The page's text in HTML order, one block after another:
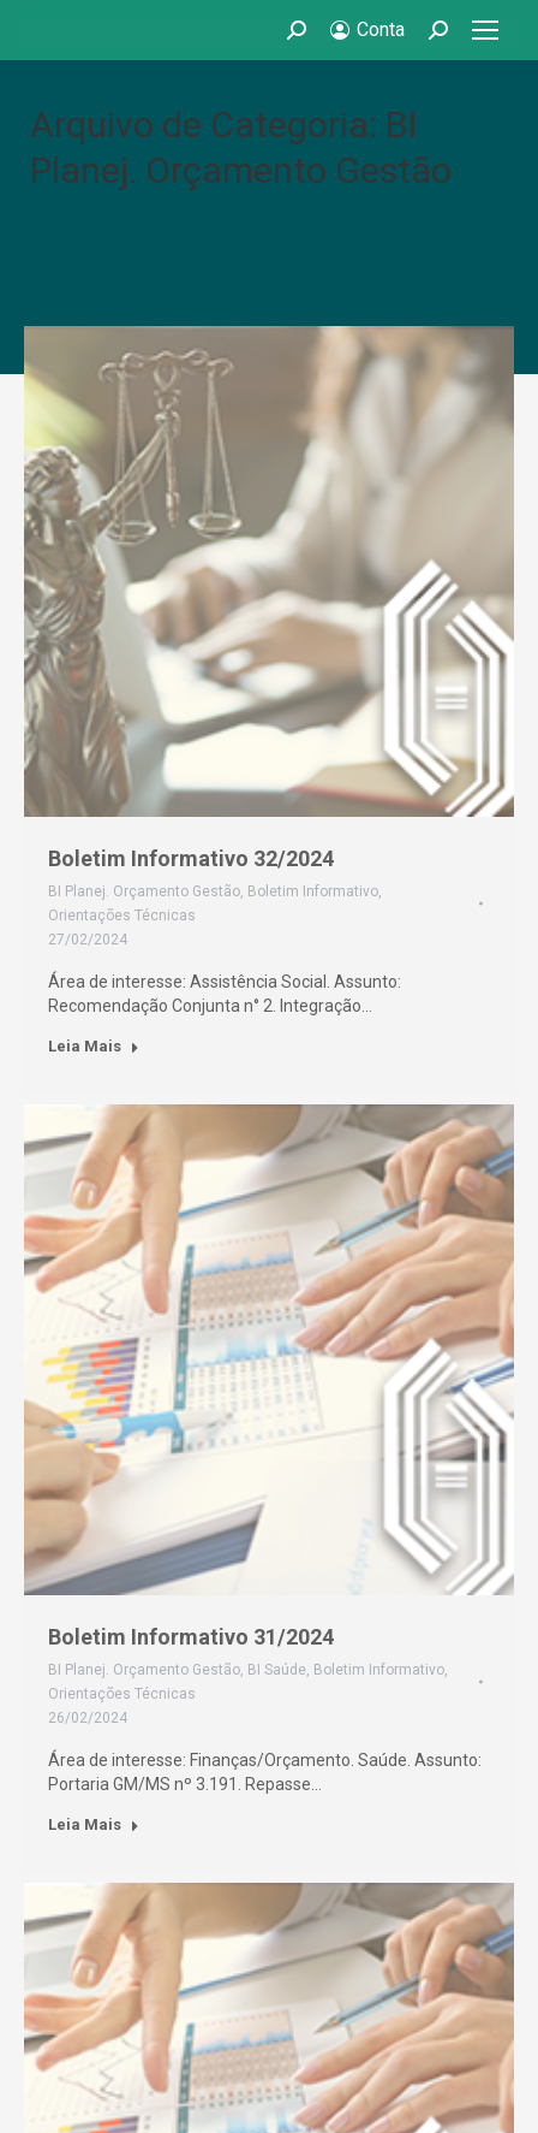
Search: Conta Search:
Arquivo de Categoria: BI
Planej. Orçamento Gestão
Boletim Informativo 32/2024
BI Planej. Orçamento Gestão, Boletim Informativo,
Orientações Técnicas
27/02/2024
Área de interesse: Assistência Social. Assunto:
Recomendação Conjunta n° 2. Integração…
Leia Mais
Boletim Informativo 31/2024
BI Planej. Orçamento Gestão, BI Saúde, Boletim Informativo,
Orientações Técnicas
26/02/2024
Área de interesse: Finanças/Orçamento. Saúde. Assunto:
Portaria GM/MS nº 3.191. Repasse…
Leia Mais